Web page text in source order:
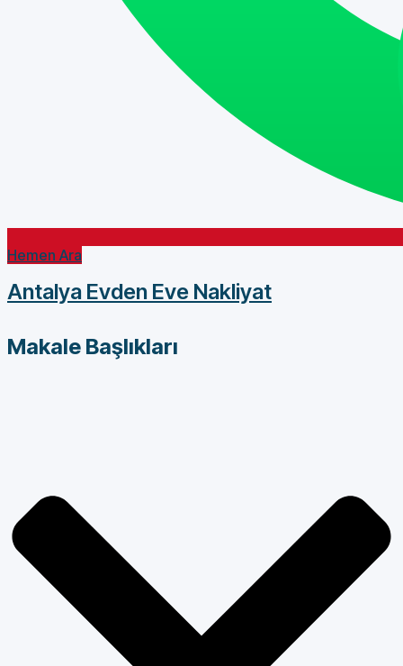
Hemen Ara
Antalya Evden Eve Nakliyat
Makale Başlıkları